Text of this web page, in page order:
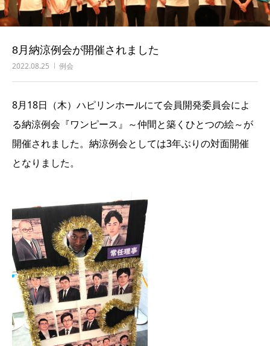
8月納涼例会が開催されました
2022.08.25 例会
8月18日（木）ハピリンホールにて会員開発委員会によ
る納涼例会『ワンピース』～仲間と築くひとつの絵～が
開催されました。納涼例会としては3年ぶりの対面開催
となりました。